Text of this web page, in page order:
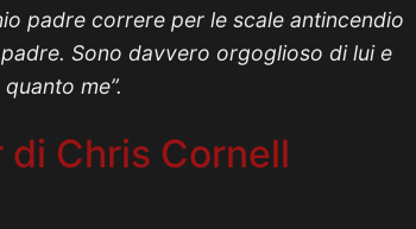
padre correre per le scale antincendio
Sono davvero orgoglioso di lui e
me”.
di Chris Cornell